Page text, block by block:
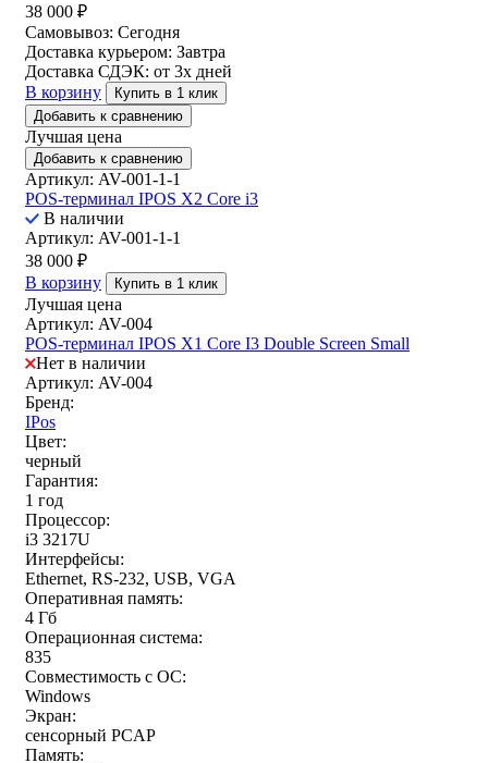
38 000 ₽
Самовывоз: Сегодня
Доставка курьером: Завтра
Доставка СДЭК: от 3х дней
В корзину
Купить в 1 клик
Добавить к сравнению
Лучшая цена
Добавить к сравнению
Артикул: AV-001-1-1
POS-терминал IPOS X2 Core i3
В наличии
Артикул: AV-001-1-1
38 000 ₽
В корзину
Купить в 1 клик
Лучшая цена
Артикул: AV-004
POS-терминал IPOS X1 Core I3 Double Screen Small
Нет в наличии
Артикул: AV-004
Бренд:
IPos
Цвет:
черный
Гарантия:
1 год
Процессор:
i3 3217U
Интерфейсы:
Ethernet, RS-232, USB, VGA
Оперативная память:
4 Гб
Операционная система:
835
Совместимость с ОС:
Windows
Экран:
сенсорный PCAP
Память: